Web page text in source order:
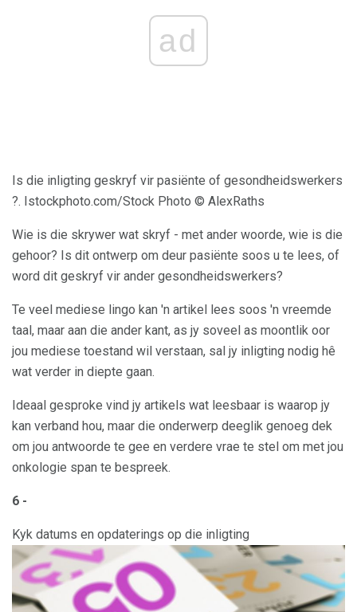
ad
Is die inligting geskryf vir pasiënte of gesondheidswerkers
?. Istockphoto.com/Stock Photo © AlexRaths
Wie is die skrywer wat skryf - met ander woorde, wie is die
gehoor? Is dit ontwerp om deur pasiënte soos u te lees, of
word dit geskryf vir ander gesondheidswerkers?
Te veel mediese lingo kan 'n artikel lees soos 'n vreemde
taal, maar aan die ander kant, as jy soveel as moontlik oor
jou mediese toestand wil verstaan, sal jy inligting nodig hê
wat verder in diepte gaan.
Ideaal gesproke vind jy artikels wat leesbaar is waarop jy
kan verband hou, maar die onderwerp deeglik genoeg dek
om jou antwoorde te gee en verdere vrae te stel om met jou
onkologie span te bespreek.
6 -
Kyk datums en opdaterings op die inligting